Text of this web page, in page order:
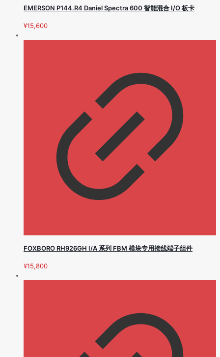
EMERSON P144.R4 Daniel Spectra 600 智能混合 I/O 板卡
¥15,600
FOXBORO RH926GH I/A 系列 FBM 模块专用接线端子组件
¥15,800